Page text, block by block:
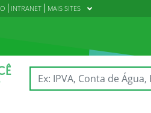
INTRANET MAIS SITES